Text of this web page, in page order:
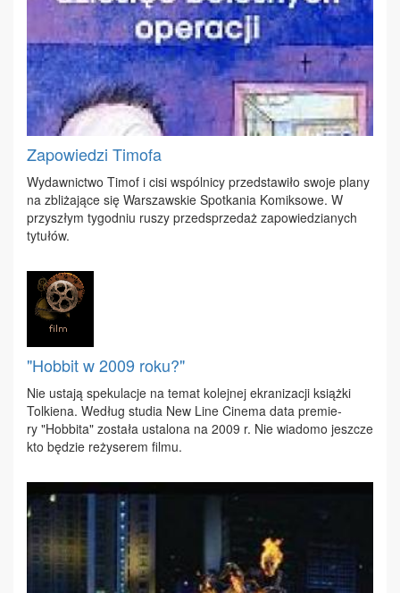
Zapowiedzi Timofa
Wy­daw­nic­two Ti­mof i ci­si wspól­ni­cy przed­sta­wi­ło swo­je pla­ny
na zbli­ża­ją­ce się War­szaw­skie Spo­tka­nia Ko­mik­so­we. W
przy­szłym ty­go­dniu ru­szy przed­sprze­daż za­po­wie­dzia­nych
ty­tu­łów.
"Hobbit w 2009 roku?"
Nie usta­ją spe­ku­la­cje na te­mat ko­lej­nej ekra­ni­za­cji książ­ki
Tol­kie­na. We­dług stu­dia New Li­ne Ci­ne­ma da­ta pre­mie­
ry "Hob­bi­ta" zo­sta­ła usta­lo­na na 2009 r. Nie wia­do­mo jesz­cze
kto bę­dzie re­ży­se­rem fil­mu.